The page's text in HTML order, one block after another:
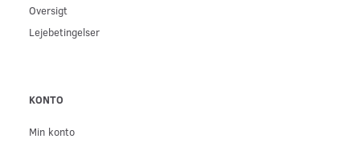
Oversigt
Lejebetingelser
KONTO
Min konto